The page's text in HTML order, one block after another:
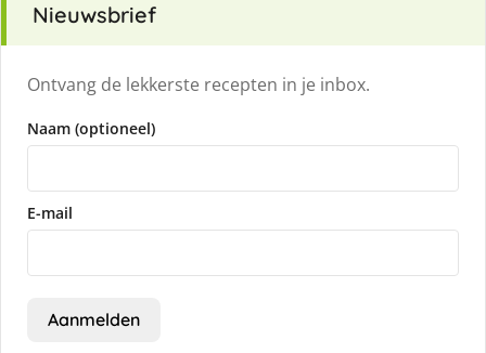
Nieuwsbrief
Ontvang de lekkerste recepten in je inbox.
Naam (optioneel)
E-mail
Aanmelden